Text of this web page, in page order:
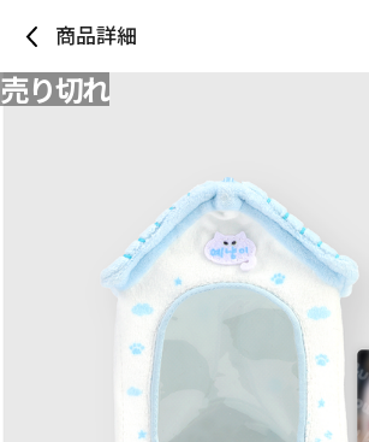
商品詳細
売り切れ